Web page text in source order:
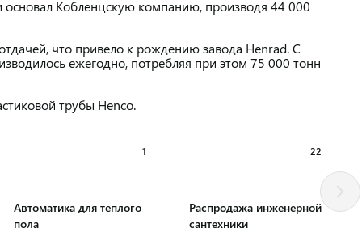
основал Кобленцскую компанию, производя 44 000
что привело к рождению завода Henrad. С
ежегодно, потребляя при этом 75 000 тонн
трубы Henco.
Автоматика для теплого
пола
1
Распродажа инженерной
сантехники
22